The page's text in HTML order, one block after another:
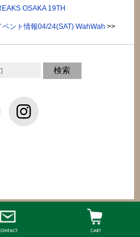
OSAKA 19TH
ベント情報04/24(SAT) WahWah >>